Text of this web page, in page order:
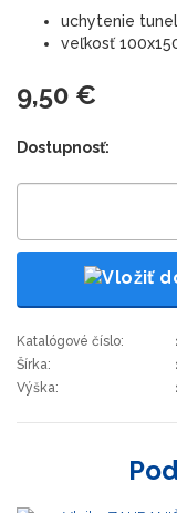
uchytenie
veľkosť
9,50 €
Dostupnosť:
Katalógové číslo:
Šírka:
Výška: